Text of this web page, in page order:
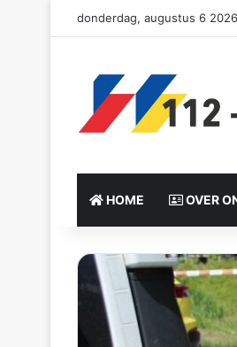
donderdag, augustus 6 2026
HOME OVER
Send